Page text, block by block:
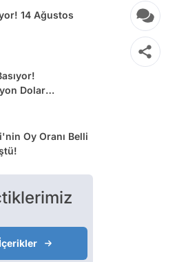
14 Ağustos
Dolar
Oy Oranı Belli